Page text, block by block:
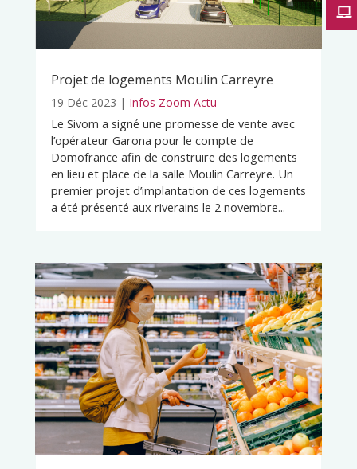
Projet de logements Moulin Carreyre
19 Déc 2023 | Infos Zoom Actu
Le Sivom a signé une promesse de vente avec
l’opérateur Garona pour le compte de
Domofrance afin de construire des logements
en lieu et place de la salle Moulin Carreyre. Un
premier projet d’implantation de ces logements
a été présenté aux riverains le 2 novembre...